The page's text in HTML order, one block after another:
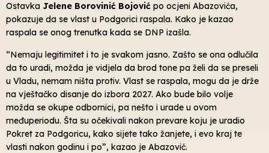
Ostavka Jelene Borovinić Bojović po ocjeni Abazovića,
pokazuje da se vlast u Podgorici raspala. Kako je kazao
raspala se onog trenutka kada se DNP izašla.
“Nemaju legitimitet i to je svakom jasno. Zašto se ona odlučila
da to uradi, možda je vidjela da brod tone pa želi da se preseli
u Vladu, nemam ništa protiv. Vlast se raspala, mogu da je drže
na vještačko disanje do izbora 2027. Ako bude bilo volje
možda se okupe odbornici, pa nešto i urade u ovom
međuperiodu. Šta su očekivali nakon prevare koju je uradio
Pokret za Podgoricu, kako sijete tako žanjete, i evo kraj te
vlasti nakon godinu i po”, kazao je Abazović.